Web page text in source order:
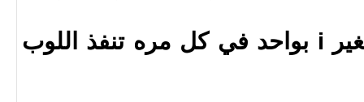
i++ = قم بزياة قيمة المتغير i بواحد في كل مره تنفذ اللوب